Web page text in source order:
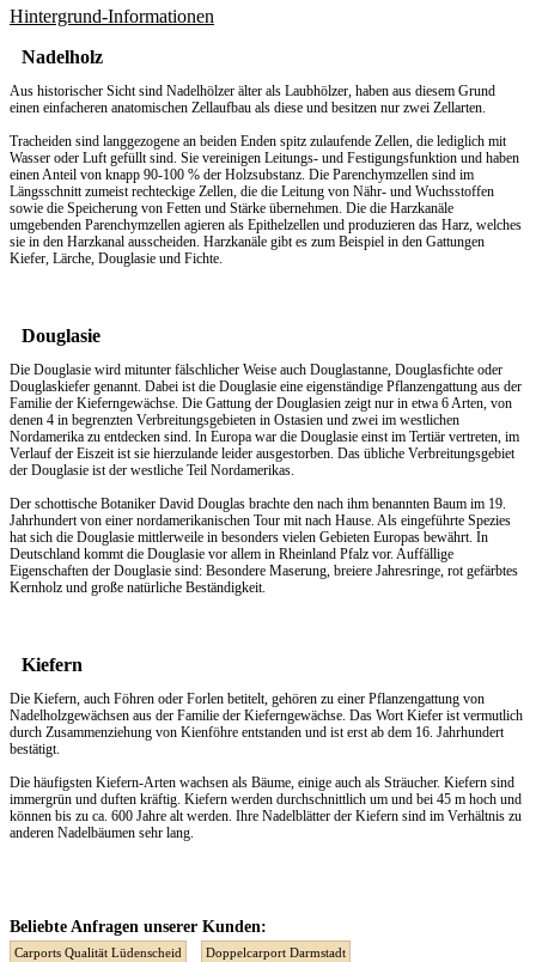
Hintergrund-Informationen
Nadelholz
Aus historischer Sicht sind Nadelhölzer älter als Laubhölzer, haben aus diesem Grund
einen einfacheren anatomischen Zellaufbau als diese und besitzen nur zwei Zellarten.
Tracheiden sind langgezogene an beiden Enden spitz zulaufende Zellen, die lediglich mit
Wasser oder Luft gefüllt sind. Sie vereinigen Leitungs- und Festigungsfunktion und haben
einen Anteil von knapp 90-100 % der Holzsubstanz. Die Parenchymzellen sind im
Längsschnitt zumeist rechteckige Zellen, die die Leitung von Nähr- und Wuchsstoffen
sowie die Speicherung von Fetten und Stärke übernehmen. Die die Harzkanäle
umgebenden Parenchymzellen agieren als Epithelzellen und produzieren das Harz, welches
sie in den Harzkanal ausscheiden. Harzkanäle gibt es zum Beispiel in den Gattungen
Kiefer, Lärche, Douglasie und Fichte.
Douglasie
Die Douglasie wird mitunter fälschlicher Weise auch Douglastanne, Douglasfichte oder
Douglaskiefer genannt. Dabei ist die Douglasie eine eigenständige Pflanzengattung aus der
Familie der Kieferngewächse. Die Gattung der Douglasien zeigt nur in etwa 6 Arten, von
denen 4 in begrenzten Verbreitungsgebieten in Ostasien und zwei im westlichen
Nordamerika zu entdecken sind. In Europa war die Douglasie einst im Tertiär vertreten, im
Verlauf der Eiszeit ist sie hierzulande leider ausgestorben. Das übliche Verbreitungsgebiet
der Douglasie ist der westliche Teil Nordamerikas.
Der schottische Botaniker David Douglas brachte den nach ihm benannten Baum im 19.
Jahrhundert von einer nordamerikanischen Tour mit nach Hause. Als eingeführte Spezies
hat sich die Douglasie mittlerweile in besonders vielen Gebieten Europas bewährt. In
Deutschland kommt die Douglasie vor allem in Rheinland Pfalz vor. Auffällige
Eigenschaften der Douglasie sind: Besondere Maserung, breiere Jahresringe, rot gefärbtes
Kernholz und große natürliche Beständigkeit.
Kiefern
Die Kiefern, auch Föhren oder Forlen betitelt, gehören zu einer Pflanzengattung von
Nadelholzgewächsen aus der Familie der Kieferngewächse. Das Wort Kiefer ist vermutlich
durch Zusammenziehung von Kienföhre entstanden und ist erst ab dem 16. Jahrhundert
bestätigt.
Die häufigsten Kiefern-Arten wachsen als Bäume, einige auch als Sträucher. Kiefern sind
immergrün und duften kräftig. Kiefern werden durchschnittlich um und bei 45 m hoch und
können bis zu ca. 600 Jahre alt werden. Ihre Nadelblätter der Kiefern sind im Verhältnis zu
anderen Nadelbäumen sehr lang.
Beliebte Anfragen unserer Kunden:
Carports Qualität Lüdenscheid Doppelcarport Darmstadt